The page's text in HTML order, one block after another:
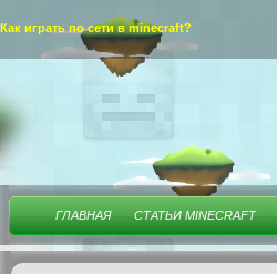
Как играть по сети в minecraft?
ГЛАВНАЯ СТАТЬИ MINECRAFT